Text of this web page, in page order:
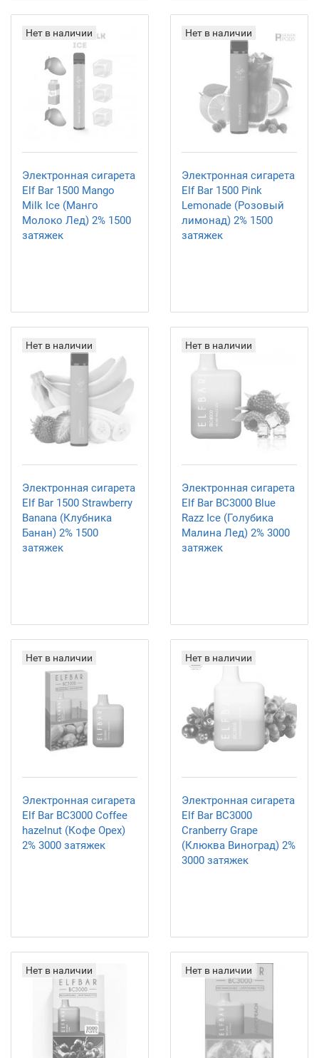
Нет в наличии
Электронная сигарета
Elf Bar 1500 Mango
Milk Ice (Манго
Молоко Лед) 2% 1500
затяжек
Нет в наличии
Электронная сигарета
Elf Bar 1500 Pink
Lemonade (Розовый
лимонад) 2% 1500
затяжек
Нет в наличии
Электронная сигарета
Elf Bar 1500 Strawberry
Banana (Клубника
Банан) 2% 1500
затяжек
Нет в наличии
Электронная сигарета
Elf Bar BC3000 Blue
Razz Ice (Голубика
Малина Лед) 2% 3000
затяжек
Нет в наличии
Электронная сигарета
Elf Bar BC3000 Coffee
hazelnut (Кофе Орех)
2% 3000 затяжек
Нет в наличии
Электронная сигарета
Elf Bar BC3000
Cranberry Grape
(Клюква Виноград) 2%
3000 затяжек
Нет в наличии Нет в наличии